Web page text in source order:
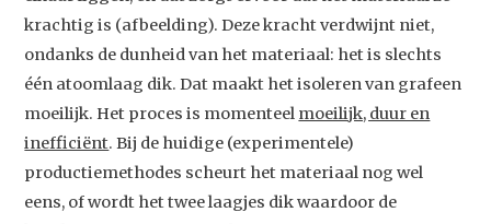
krachtig is (afbeelding). Deze kracht verdwijnt niet,
ondanks de dunheid van het materiaal: het is slechts
één atoomlaag dik. Dat maakt het isoleren van grafeen
moeilijk. Het proces is momenteel moeilijk, duur en
inefficiënt. Bij de huidige (experimentele)
productiemethodes scheurt het materiaal nog wel
eens, of wordt het twee laagjes dik waardoor de